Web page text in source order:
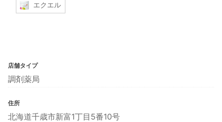
エクエル
店舗タイプ
調剤薬局
住所
北海道千歳市新富1丁目5番10号